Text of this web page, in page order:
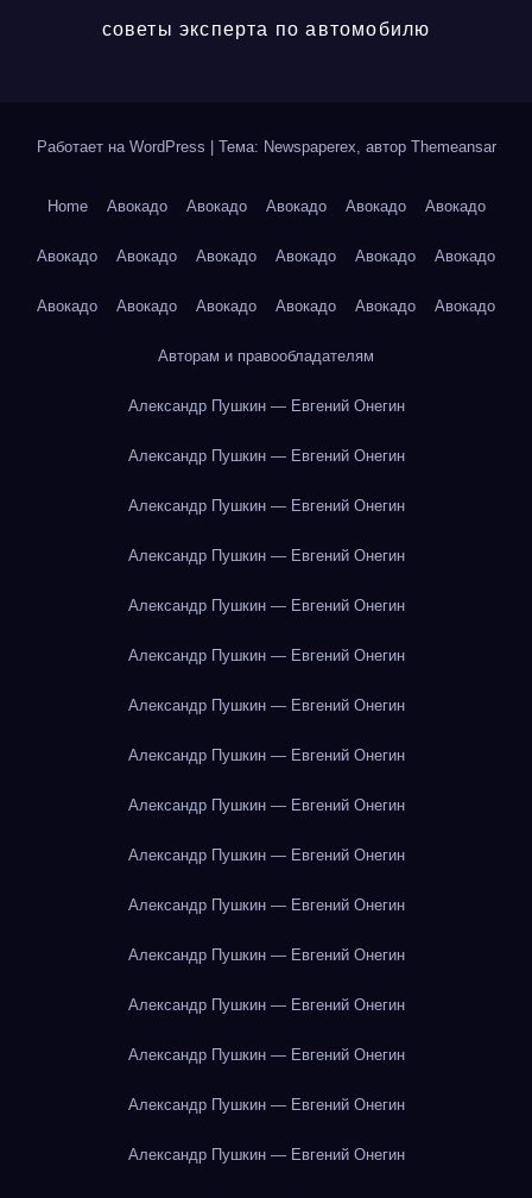
советы эксперта по автомобилю
Работает на WordPress Тема: Newspaperex, автор Themeansar
Home Авокадо Авокадо Авокадо Авокадо Авокадо
Авокадо Авокадо Авокадо Авокадо Авокадо Авокадо
Авокадо Авокадо Авокадо Авокадо Авокадо Авокадо
Авторам и правообладателям
Александр Пушкин — Евгений Онегин
Александр Пушкин — Евгений Онегин
Александр Пушкин — Евгений Онегин
Александр Пушкин — Евгений Онегин
Александр Пушкин — Евгений Онегин
Александр Пушкин — Евгений Онегин
Александр Пушкин — Евгений Онегин
Александр Пушкин — Евгений Онегин
Александр Пушкин — Евгений Онегин
Александр Пушкин — Евгений Онегин
Александр Пушкин — Евгений Онегин
Александр Пушкин — Евгений Онегин
Александр Пушкин — Евгений Онегин
Александр Пушкин — Евгений Онегин
Александр Пушкин — Евгений Онегин
Александр Пушкин — Евгений Онегин